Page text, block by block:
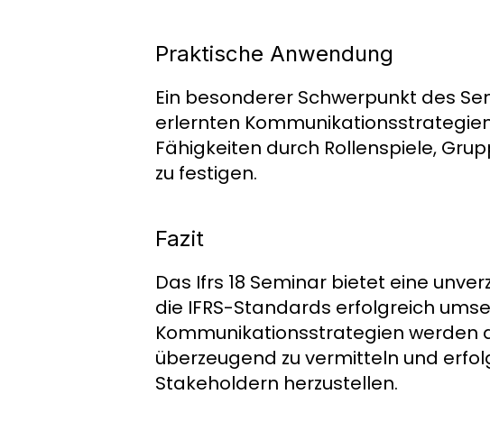
Praktische Anwendung
Ein besonderer Schwerpunkt des
erlernten
Fähigkeiten durch Rollenspiele,
zu festigen.
Fazit
Das Ifrs 18 Seminar bietet eine
die IFRS-Standards erfolgreich
Kommunikationsstrategien werden
überzeugend zu vermitteln und
Stakeholdern herzustellen.